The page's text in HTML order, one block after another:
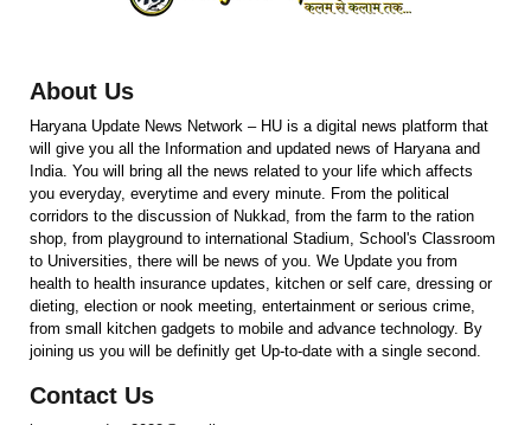
About Us
Haryana Update News Network – HU is a digital news platform that
will give you all the Information and updated news of Haryana and
India. You will bring all the news related to your life which affects
you everyday, everytime and every minute. From the political
corridors to the discussion of Nukkad, from the farm to the ration
shop, from playground to international Stadium, School's Classroom
to Universities, there will be news of you. We Update you from
health to health insurance updates, kitchen or self care, dressing or
dieting, election or nook meeting, entertainment or serious crime,
from small kitchen gadgets to mobile and advance technology. By
joining us you will be definitly get Up-to-date with a single second.
Contact Us